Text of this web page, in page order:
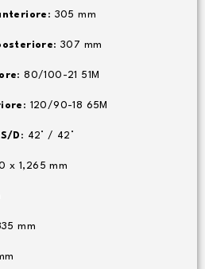
: 305 mm
: 307 mm
: 80/100-21 51M
: 120/90-18 65M
D : 42° / 42°
x 1,265 mm
mm